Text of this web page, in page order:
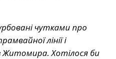
чутками про
лінії і
Житомира. Хотілося би